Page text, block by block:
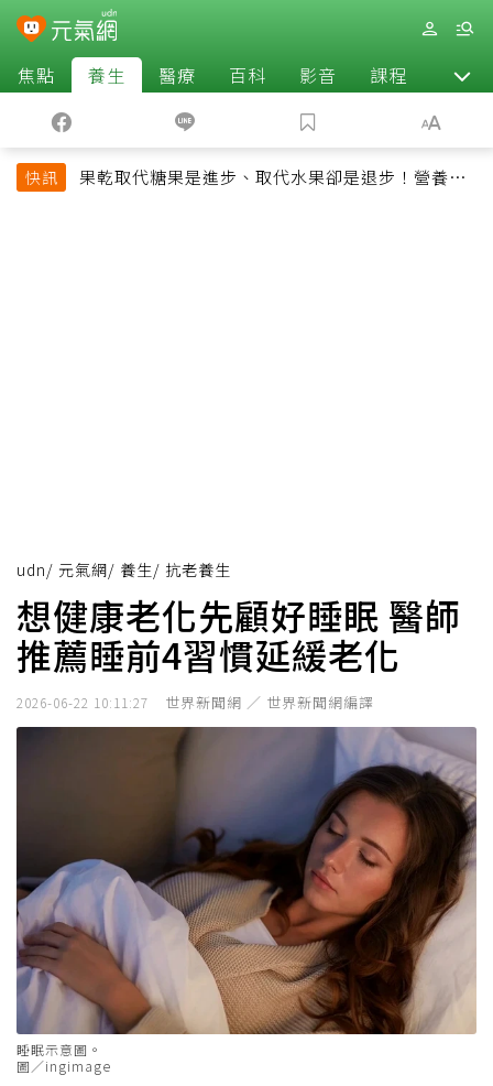
焦點 養生 醫療 百科 影音 課程 退休
快訊
果乾取代糖果是進步、取代水果卻是退步！營養師
udn/ 元氣網/ 養生/ 抗老養生
想健康老化先顧好睡眠 醫師
推薦睡前4習慣延緩老化
2026-06-22 10:11:27 世界新聞網 ／ 世界新聞網編譯
睡眠示意圖。
圖／ingimage